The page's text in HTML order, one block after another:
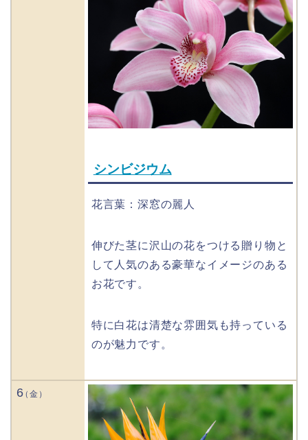
シンビジウム
花言葉：深窓の麗人
伸びた茎に沢山の花をつける贈り物と
して人気のある豪華なイメージのある
お花です。
特に白花は清楚な雰囲気も持っている
のが魅力です。
6